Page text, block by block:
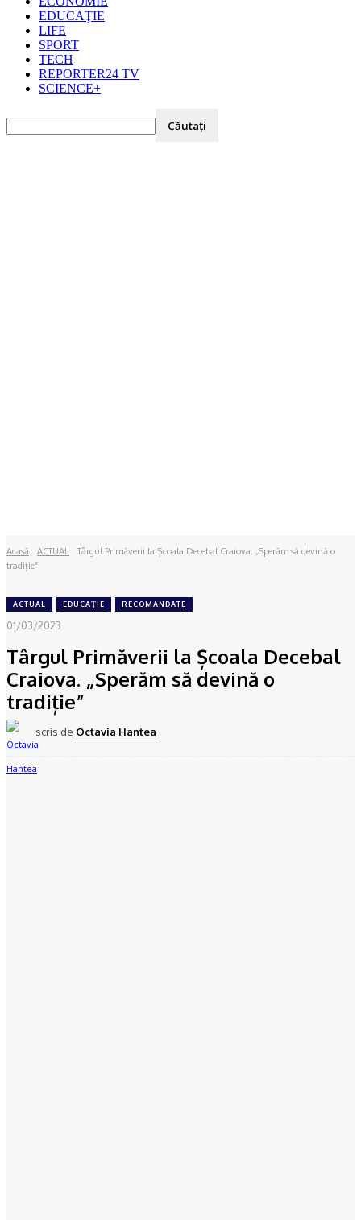
EDUCAŢIE
LIFE
SPORT
TECH
REPORTER24 TV
SCIENCE+
Acasă ACTUAL
Târgul Primăverii la Școala Decebal Craiova. „Sperăm să devină o
tradiție”
ACTUAL EDUCAŢIE RECOMANDATE
01/03/2023
Târgul Primăverii la Școala Decebal
Craiova. „Sperăm să devină o
tradiție”
scris de Octavia Hantea